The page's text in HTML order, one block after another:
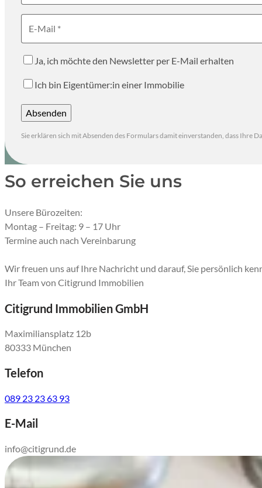
Ja, ich möchte den Newsletter per E-Mail erhalten
Ich bin Eigentümer:in einer Immobilie
Absenden
Sie erklären sich mit Absenden des Formulars damit einverstanden, dass
So erreichen Sie uns
Unsere Bürozeiten:
Montag – Freitag: 9 – 17 Uhr
Termine auch nach Vereinbarung
Wir freuen uns auf Ihre Nachricht und darauf, Sie persönlich
Ihr Team von Citigrund Immobilien
Citigrund Immobilien GmbH
Maximiliansplatz 12b
80333 München
Telefon
089 23 23 63 93
E-Mail
info@citigrund.de